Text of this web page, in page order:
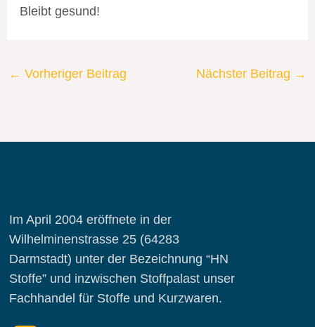
Bleibt gesund!
← Vorheriger Beitrag Nächster Beitrag →
Im April 2004 eröffnete in der
Wilhelminenstrasse 25 (64283
Darmstadt) unter der Bezeichnung “HN
Stoffe” und inzwischen Stoffpalast unser
Fachhandel für Stoffe und Kurzwaren.